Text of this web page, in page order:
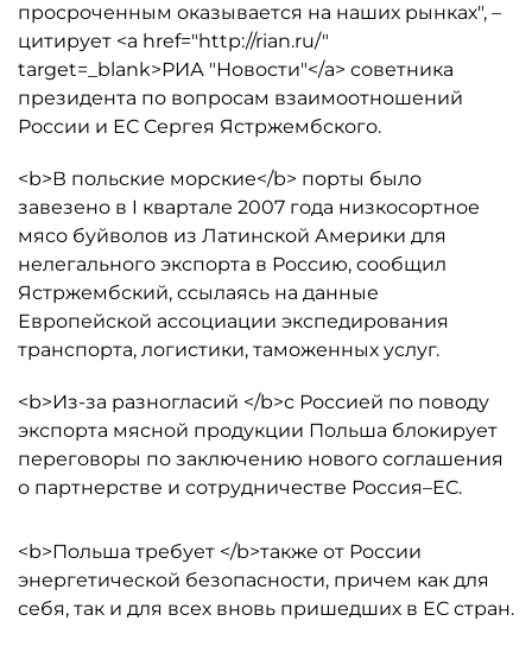
просроченным оказывается на наших рынках", –
цитирует <a href="http://rian.ru/"
target=_blank>РИА "Новости"</a> советника
президента по вопросам взаимоотношений
России и ЕС Сергея Ястржембского.
<b>В польские морские</b> порты было
завезено в I квартале 2007 года низкосортное
мясо буйволов из Латинской Америки для
нелегального экспорта в Россию, сообщил
Ястржембский, ссылаясь на данные
Европейской ассоциации экспедирования
транспорта, логистики, таможенных услуг.
<b>Из-за разногласий </b>с Россией по поводу
экспорта мясной продукции Польша блокирует
переговоры по заключению нового соглашения
о партнерстве и сотрудничестве Россия–ЕС.
<b>Польша требует </b>также от России
энергетической безопасности, причем как для
себя, так и для всех вновь пришедших в ЕС стран.